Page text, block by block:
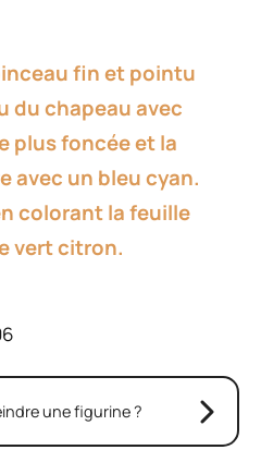
fin et pointu
du chapeau avec
plus foncée et la
avec un bleu cyan.
colorant la feuille
vert citron.
une figurine ?